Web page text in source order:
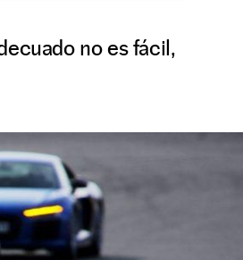
no es fácil,